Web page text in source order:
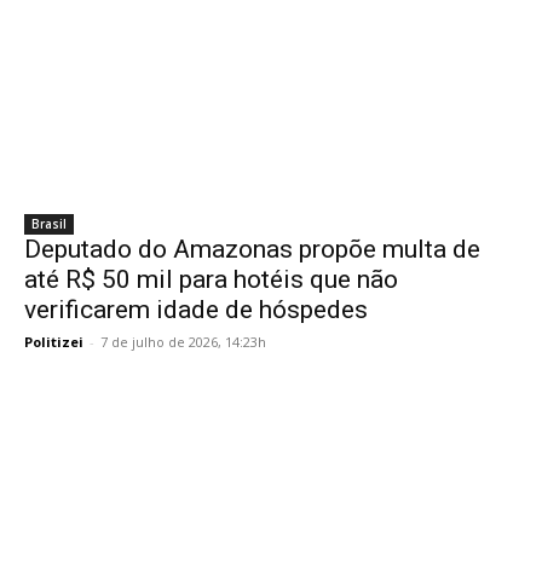
Brasil
Deputado do Amazonas propõe multa de
até R$ 50 mil para hotéis que não
verificarem idade de hóspedes
Politizei - 7 de julho de 2026, 14:23h